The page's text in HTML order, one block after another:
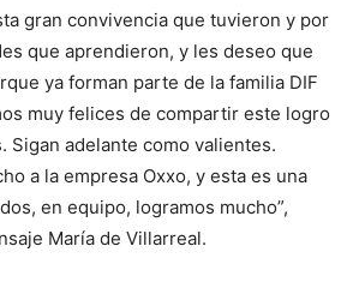
gran convivencia que tuvieron y por
que aprendieron, y les deseo que
ya forman parte de la familia DIF
muy felices de compartir este logro
Sigan adelante como valientes.
a la empresa Oxxo, y esta es una
en equipo, logramos mucho”,
María de Villarreal.